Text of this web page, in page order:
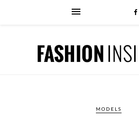
MODELS